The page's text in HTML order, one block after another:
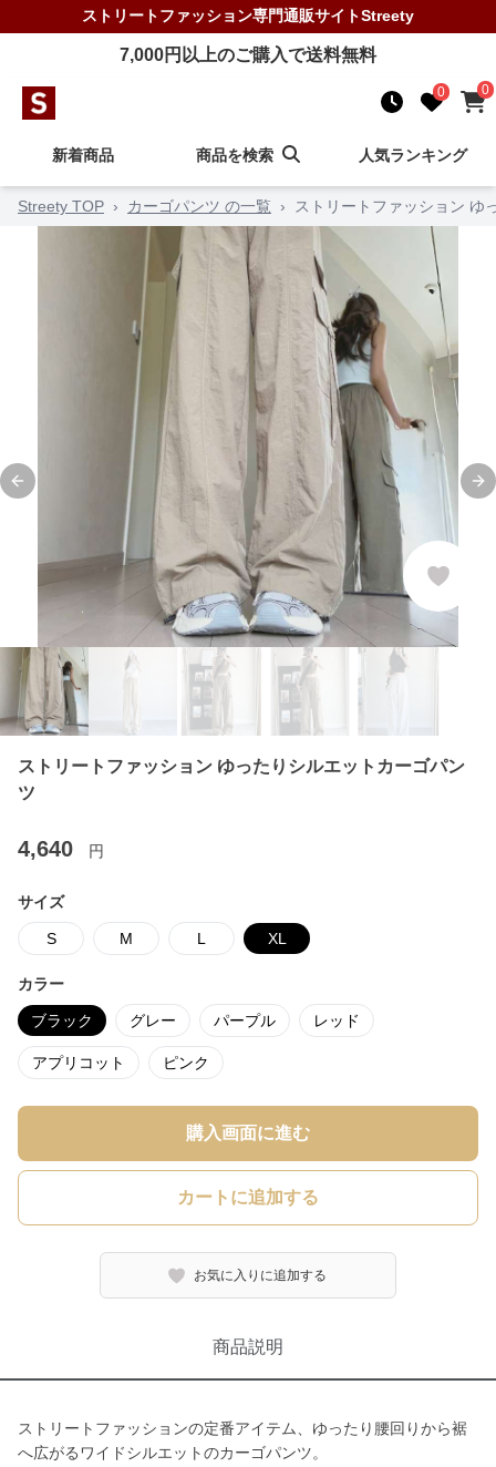
ストリートファッション専門通販サイトStreety
7,000円以上のご購入で送料無料
0 0
新着商品 商品を検索 人気ランキング
Streety TOP › カーゴパンツ の一覧 › ストリートファッション ゆ
Previous slide
ストリートファッション ゆったりシルエットカーゴパン
ツ
4,640 円
サイズ
S M L XL
カラー
ブラック グレー パープル レッド
アプリコット ピンク
購入画面に進む
カートに追加する
お気に入りに追加する
商品説明
ストリートファッションの定番アイテム、ゆったり腰回りから裾
へ広がるワイドシルエットのカーゴパンツ。